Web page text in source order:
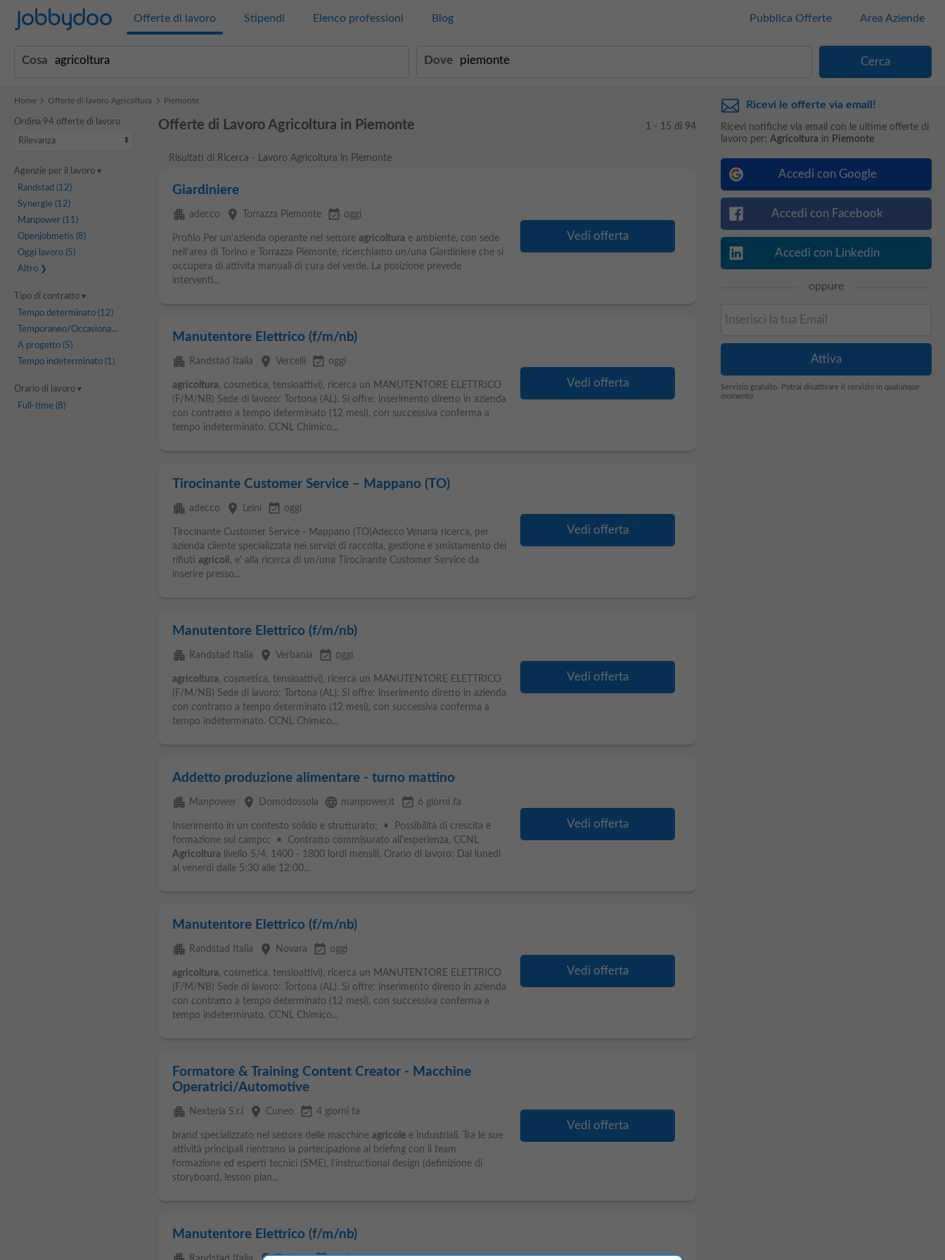
Jobbydoo Offerte di lavoro Stipendi Elenco professioni Blog Pubblica Offerte Area Aziende
Cosa Dove
Home Offerte di lavoro Agricoltura Piemonte
Ordina 94 offerte di lavoro
Rilevanza
Agenzie per il lavoro
Randstad (12)
Synergie(12)
Manpower(11)
Openjobmetis (8)
Oggi lavoro(5)
Altro
Tipo di contratto
Tempo determinato(12)
Temporaneo/Occasionale
A progetto(5)
Tempo indeterminato(1)
Orario di lavoro
Full-time(8)
Offerte di Lavoro Agricoltura in Piemonte 1 - 15 di 94
Risultati di Ricerca - Lavoro Agricoltura in Piemonte
Giardiniere
apartment adecco place Torrazza Piemonte event_available oggi
Profilo Per un'azienda operante nel settore agricoltura e ambiente, con sede
nell'area di Torino e Torrazza Piemonte, ricerchiamo un/una Giardiniere che si
occupera di attivita manuali di cura del verde. La posizione prevede
interventi...
Vedi offerta
Manutentore Elettrico (f/m/nb)
apartment Randstad Italia place Vercelli event_available oggi
agricoltura, cosmetica, tensioattivi), ricerca un MANUTENTORE ELETTRICO
(F/M/NB) Sede di lavoro: Tortona (AL). Si offre: inserimento diretto in azienda
con contratto a tempo determinato (12 mesi), con successiva conferma a
tempo indeterminato. CCNL Chimico...
Vedi offerta
Tirocinante Customer Service – Mappano (TO)
apartment adecco place Leinì event_available oggi
Tirocinante Customer Service - Mappano (TO)Adecco Venaria ricerca, per
azienda cliente specializzata nei servizi di raccolta, gestione e smistamento dei
rifiuti agricoli, e' alla ricerca di un/una Tirocinante Customer Service da
inserire presso...
Vedi offerta
Manutentore Elettrico (f/m/nb)
apartment Randstad Italia place Verbania event_available oggi
agricoltura, cosmetica, tensioattivi), ricerca un MANUTENTORE ELETTRICO
(F/M/NB) Sede di lavoro: Tortona (AL). Si offre: inserimento diretto in azienda
con contratto a tempo determinato (12 mesi), con successiva conferma a
tempo indeterminato. CCNL Chimico...
Vedi offerta
Addetto produzione alimentare - turno mattino
apartment Manpower place Domodossola language manpower.it event_available 6 giorni fa
Inserimento in un contesto solido e strutturato; • Possibilità di crescita e
formazione sul campo; • Contratto commisurato all'esperienza, CCNL
Agricoltura livello 5/4, 1400 - 1800 lordi mensili. Orario di lavoro: Dal lunedì
al venerdì dalle 5:30 alle 12:00...
Vedi offerta
Manutentore Elettrico (f/m/nb)
apartment Randstad Italia place Novara event_available oggi
agricoltura, cosmetica, tensioattivi), ricerca un MANUTENTORE ELETTRICO
(F/M/NB) Sede di lavoro: Tortona (AL). Si offre: inserimento diretto in azienda
con contratto a tempo determinato (12 mesi), con successiva conferma a
tempo indeterminato. CCNL Chimico...
Vedi offerta
Formatore & Training Content Creator - Macchine
Operatrici/Automotive
apartment Nexteria S.r.l place Cuneo event_available 4 giorni fa
brand specializzato nel settore delle macchine agricolee industriali. Tra le sue
attività principali rientrano la partecipazione ai briefing con il team
formazione ed esperti tecnici (SME), l'instructional design (definizione di
storyboard, lesson plan...
Vedi offerta
Manutentore Elettrico (f/m/nb)
Ricevi le offerte via email!
Ricevi notifiche via email con le ultime offerte di
lavoro per: Agricoltura in Piemonte
Accedi con Google
Accedi con Facebook
Accedi con Linkedin
oppure
Servizio gratuito. Potrai disattivare il servizio in qualunque
momento